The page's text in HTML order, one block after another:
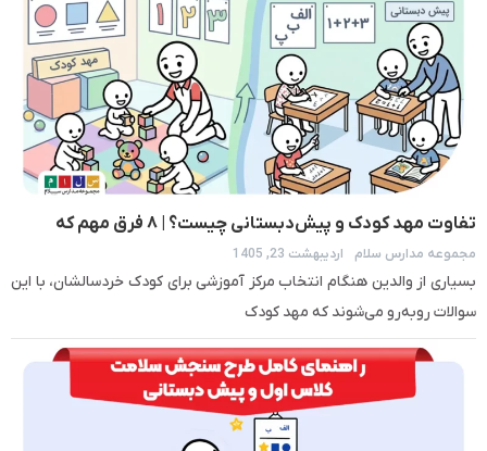
تفاوت مهد کودک و پیش‌دبستانی چیست؟ | ۸ فرق مهم که
والدین باید بدانند
مجموعه مدارس سلام اردیبهشت 23, 1405
بسیاری از والدین هنگام انتخاب مرکز آموزشی برای کودک خردسالشان، با این
سوالات روبه‌رو می‌شوند که مهد کودک